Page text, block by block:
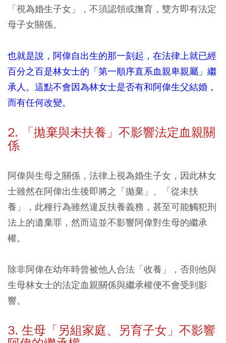
「視為婚生子女」，不須認領或撫育，雙方即有法定
母子女關係。
也就是說，阿偉自出生的那一刻起，在法律上就已經
百分之百是林女士的「第一順序直系血親卑親屬」繼
承人。這點不會因為林女士是否有和阿偉生父結婚，
而有任何改變。
2. 「拋棄與未扶養」不影響法定血親關
係
阿偉與生母之關係，法律上視為婚生子女，因此林女
士雖然在阿偉出生後即將之「拋棄」、「從未扶
養」，此種行為雖然違反扶養義務，甚至可能觸犯刑
法上的遺棄罪，然而這並不影響阿偉對生母的繼承
權。
除非阿偉在幼年時曾被他人合法「收養」，否則他與
生母林女士的法定血親關係與繼承權便不會受到影
響。
3. 生母「另組家庭、另育子女」不影響